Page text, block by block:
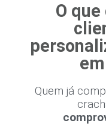
O
Quem já